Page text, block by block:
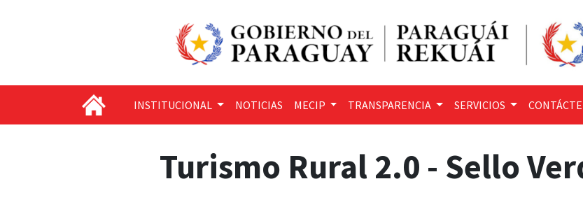
INSTITUCIONAL NOTICIAS MECIP TRANSPARENCIA SERVICIOS
Turismo Rural 2.0 - Sello